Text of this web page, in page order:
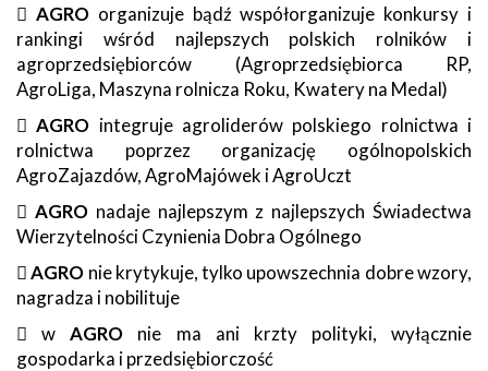
 AGROorganizuje bądź współorganizuje konkursy i
rankingi wśród najlepszych polskich rolników i
agroprzedsiębiorców (Agroprzedsiębiorca RP,
AgroLiga, Maszyna rolnicza Roku, Kwatery na Medal)
AGRO integruje agroliderów polskiego rolnictwa i
rolnictwa poprzez organizację ogólnopolskich
AgroZajazdów, AgroMajówek i AgroUczt
 AGROnadaje najlepszym z najlepszych Świadectwa
Wierzytelności Czynienia Dobra Ogólnego
AGRO nie krytykuje, tylko upowszechnia dobre wzory,
nagradza i nobilituje
 wAGRO nie ma ani krzty polityki, wyłącznie
gospodarka i przedsiębiorczość